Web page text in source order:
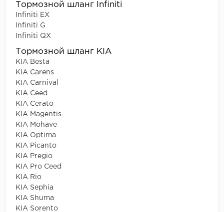
Тормозной шланг Infiniti
Infiniti EX
Infiniti G
Infiniti QX
Тормозной шланг KIA
KIA Besta
KIA Carens
KIA Carnival
KIA Ceed
KIA Cerato
KIA Magentis
KIA Mohave
KIA Optima
KIA Picanto
KIA Pregio
KIA Pro Ceed
KIA Rio
KIA Sephia
KIA Shuma
KIA Sorento